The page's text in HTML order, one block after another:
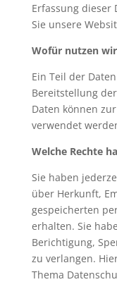
Erfassung dieser
Sie unsere
Wofür nutzen
Ein Teil der
Bereitstellung
Daten können
verwendet
Welche Rechte
Sie haben
über Herkunft,
gespeicherten
erhalten. Sie
Berichtigung,
zu verlangen.
Thema